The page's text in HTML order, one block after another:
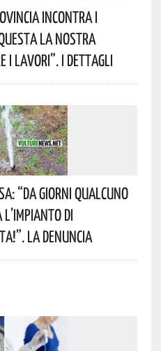
Incontra I
La Nostra
I Lavori”. I Dettagli
“Da Giorni Qualcuno
Di
La Denuncia